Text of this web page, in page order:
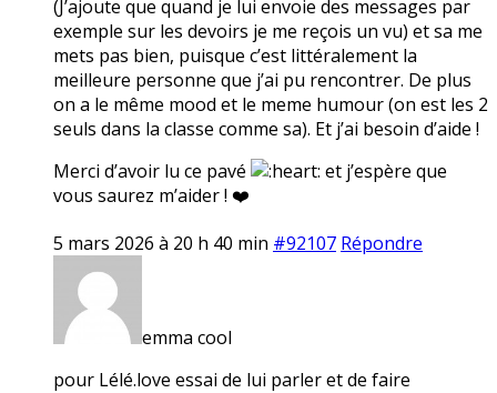
(J’ajoute que quand je lui envoie des messages par
exemple sur les devoirs je me reçois un vu) et sa me
mets pas bien, puisque c’est littéralement la
meilleure personne que j’ai pu rencontrer. De plus
on a le même mood et le meme humour (on est les 2
seuls dans la classe comme sa). Et j’ai besoin d’aide !
Merci d’avoir lu ce pavé
et j’espère que
vous saurez m’aider ! ❤️
5 mars 2026 à 20 h 40 min #92107 Répondre
emma cool
pour Lélé.love essai de lui parler et de faire